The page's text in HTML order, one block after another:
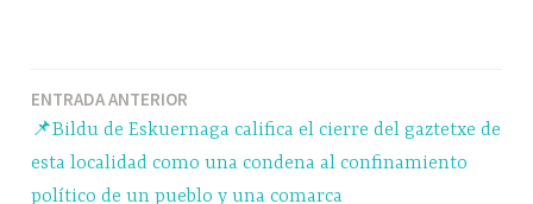
ppm rti
r
Navegación
de
entradas
ENTRADA ANTERIOR
📌Bildu de Eskuernaga califica el cierre del gaztetxe de
esta localidad como una condena al confinamiento
político de un pueblo y una comarca